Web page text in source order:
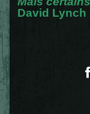
David Lynch